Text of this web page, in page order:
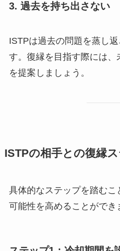
3. 過去を持ち出さない
ISTPは過去の問題を蒸し
す。復縁を目指す際には、
を提案しましょう。
ISTPの相手との復縁
具体的なステップを踏む
可能性を高めることができ